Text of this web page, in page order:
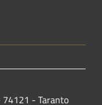
74121 - Taranto